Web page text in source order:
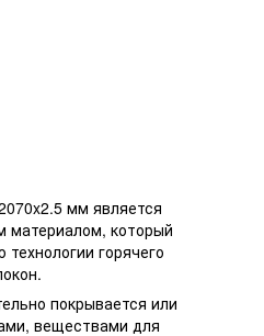
мм является
материалом, который
горячего
покрывается или
веществами для